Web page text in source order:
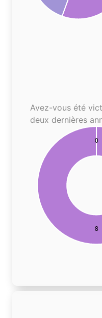
Avez-vous été
deux dernières